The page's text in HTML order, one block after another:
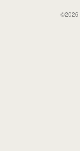
©2026